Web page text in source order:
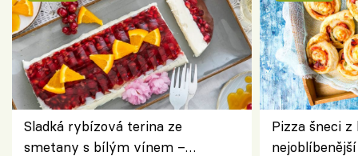
Sladká rybízová terina ze
smetany s bílým vínem –
Pizza šneci